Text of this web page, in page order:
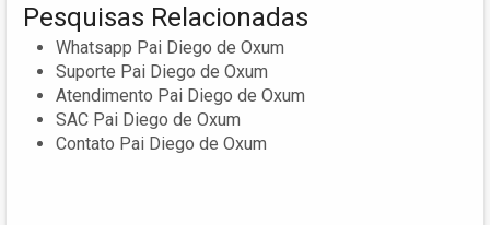
Pesquisas Relacionadas
Whatsapp Pai Diego de Oxum
Suporte Pai Diego de Oxum
Atendimento Pai Diego de Oxum
SAC Pai Diego de Oxum
Contato Pai Diego de Oxum